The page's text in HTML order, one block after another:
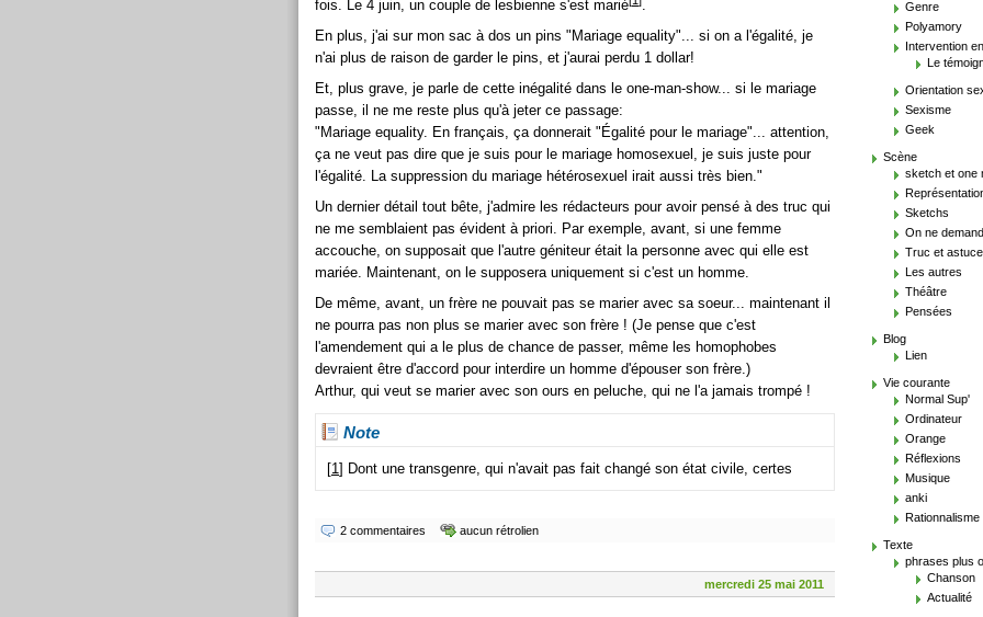
fois. Le 4 juin, un couple de lesbienne s'est marié
.
En plus, j'ai sur mon sac à dos un pins "Mariage equality"... si on a l'égalité, je
n'ai plus de raison de garder le pins, et j'aurai perdu 1 dollar!
Et, plus grave, je parle de cette inégalité dans le one-man-show... si le mariage
passe, il ne me reste plus qu'à jeter ce passage:
"Mariage equality. En français, ça donnerait "Égalité pour le mariage"... attention,
ça ne veut pas dire que je suis pour le mariage homosexuel, je suis juste pour
l'égalité. La suppression du mariage hétérosexuel irait aussi très bien."
Un dernier détail tout bête, j'admire les rédacteurs pour avoir pensé à des truc qui
ne me semblaient pas évident à priori. Par exemple, avant, si une femme
accouche, on supposait que l'autre géniteur était la personne avec qui elle est
mariée. Maintenant, on le supposera uniquement si c'est un homme.
De même, avant, un frère ne pouvait pas se marier avec sa soeur... maintenant il
ne pourra pas non plus se marier avec son frère ! (Je pense que c'est
l'amendement qui a le plus de chance de passer, même les homophobes
devraient être d'accord pour interdire un homme d'épouser son frère.)
Arthur, qui veut se marier avec son ours en peluche, qui ne l'a jamais trompé !
Note
[1] Dont une transgenre, qui n'avait pas fait changé son état civile, certes
2 commentaires aucun rétrolien
mercredi 25 mai 2011
Genre
Polyamory
Intervention
Le
Orientation
Sexisme
Geek
Scène
sketch et one
Sketchs
On ne
Truc et astuce
Les autres
Théâtre
Pensées
Blog
Lien
Vie courante
Normal Sup'
Ordinateur
Orange
Réflexions
Musique
anki
Rationnalisme
Texte
phrases plus
Chanson
Actualité